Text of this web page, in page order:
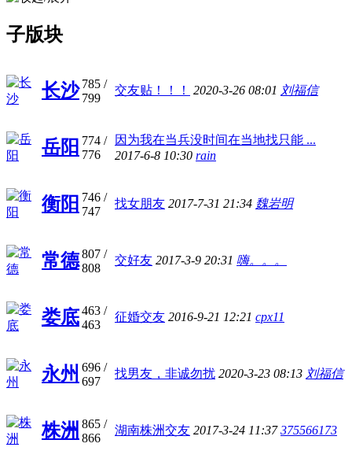
子版块
长沙 785 /
799
交友贴！！！ 2020-3-26 08:01 刘福信
岳阳 774 /
776
因为我在当兵没时间在当地找只能 ...
2017-6-8 10:30 rain
衡阳 746 /
747
找女朋友 2017-7-31 21:34 魏岩明
常德807 /
808
交好友 2017-3-9 20:31 嗨。。。
娄底463 /
463
征婚交友 2016-9-21 12:21 cpx11
永州 696 /
697
找男友，非诚勿扰 2020-3-23 08:13 刘福信
株洲 865 /
866
湖南株洲交友 2017-3-24 11:37375566173